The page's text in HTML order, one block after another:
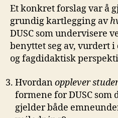
Et konkret forslag var å
grundig kartlegging av
DUSC som undervisere
benyttet seg av, vurdert
og fagdidaktisk
Hvordanopplever
formene for DUSC som
gjelder både